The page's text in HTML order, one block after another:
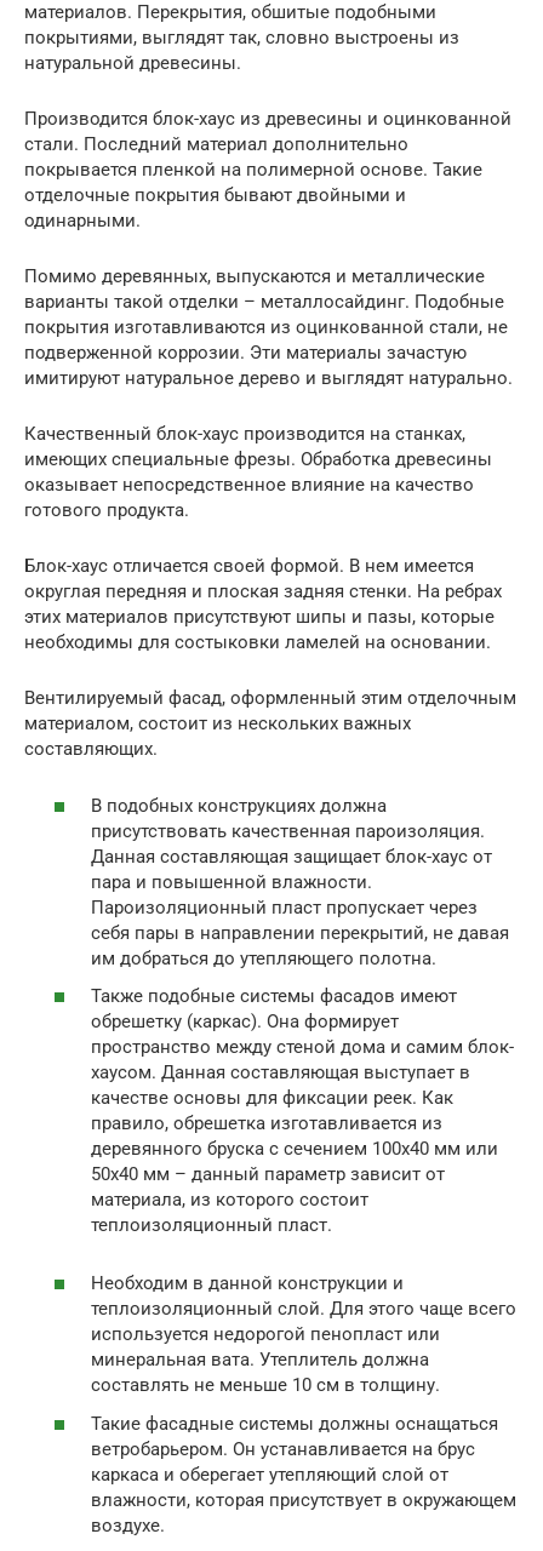
материалов. Перекрытия, обшитые подобными
покрытиями, выглядят так, словно выстроены из
натуральной древесины.
Производится блок-хаус из древесины и оцинкованной
стали. Последний материал дополнительно
покрывается пленкой на полимерной основе. Такие
отделочные покрытия бывают двойными и
одинарными.
Помимо деревянных, выпускаются и металлические
варианты такой отделки – металлосайдинг. Подобные
покрытия изготавливаются из оцинкованной стали, не
подверженной коррозии. Эти материалы зачастую
имитируют натуральное дерево и выглядят натурально.
Качественный блок-хаус производится на станках,
имеющих специальные фрезы. Обработка древесины
оказывает непосредственное влияние на качество
готового продукта.
Блок-хаус отличается своей формой. В нем имеется
округлая передняя и плоская задняя стенки. На ребрах
этих материалов присутствуют шипы и пазы, которые
необходимы для состыковки ламелей на основании.
Вентилируемый фасад, оформленный этим отделочным
материалом, состоит из нескольких важных
составляющих.
В подобных конструкциях должна
присутствовать качественная пароизоляция.
Данная составляющая защищает блок-хаус от
пара и повышенной влажности.
Пароизоляционный пласт пропускает через
себя пары в направлении перекрытий, не давая
им добраться до утепляющего полотна.
Также подобные системы фасадов имеют
обрешетку (каркас). Она формирует
пространство между стеной дома и самим блок-
хаусом. Данная составляющая выступает в
качестве основы для фиксации реек. Как
правило, обрешетка изготавливается из
деревянного бруска с сечением 100х40 мм или
50х40 мм – данный параметр зависит от
материала, из которого состоит
теплоизоляционный пласт.
Необходим в данной конструкции и
теплоизоляционный слой. Для этого чаще всего
используется недорогой пенопласт или
минеральная вата. Утеплитель должна
составлять не меньше 10 см в толщину.
Такие фасадные системы должны оснащаться
ветробарьером. Он устанавливается на брус
каркаса и оберегает утепляющий слой от
влажности, которая присутствует в окружающем
воздухе.